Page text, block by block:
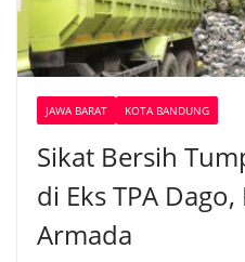
JAWA BARAT KOTA BANDUNG
Sikat Bersih
di Eks TPA
Armada